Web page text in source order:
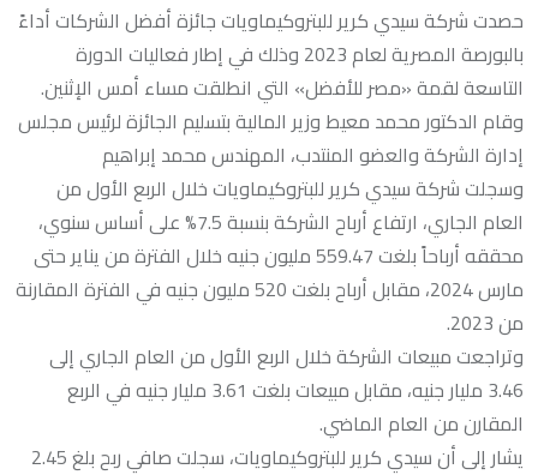
حصدت شركة سيدي كرير للبتروكيماويات جائزة أفضل الشركات أداءً
بالبورصة المصرية لعام 2023 وذلك في إطار فعاليات الدورة
التاسعة لقمة «مصر للأفضل» التي انطلقت مساء أمس الإثنين.
وقام الدكتور محمد معيط وزير المالية بتسليم الجائزة لرئيس مجلس
إدارة الشركة والعضو المنتدب، المهندس محمد إبراهيم
وسجلت شركة سيدي كرير للبتروكيماويات خلال الربع الأول من
العام الجاري، ارتفاع أرباح الشركة بنسبة 7.5% على أساس سنوي،
محققه أرباحاً بلغت 559.47 مليون جنيه خلال الفترة من يناير حتى
مارس 2024، مقابل أرباح بلغت 520 مليون جنيه في الفترة المقارنة
من 2023.
وتراجعت مبيعات الشركة خلال الربع الأول من العام الجاري إلى
3.46 مليار جنيه، مقابل مبيعات بلغت 3.61 مليار جنيه في الربع
المقارن من العام الماضي.
يشار إلى أن سيدي كرير للبتروكيماويات، سجلت صافي ربح بلغ 2.45